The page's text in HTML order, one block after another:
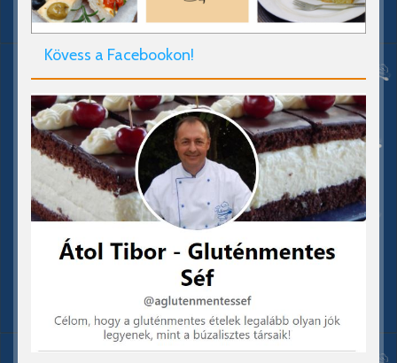
Kövess a Facebookon!